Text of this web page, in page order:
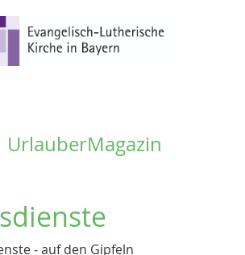
UrlauberMagazin
- auf den Gipfeln